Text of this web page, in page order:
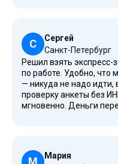
круглосуточно.
взять займ бесплатно
действительно
рекомендую
это надежные сервисы
конфиденциальностью.
С
Сергей
Санкт-Петербург
Решил взять
по работе. Удобно, что
— никуда не надо идти,
проверку анкеты без
мгновенно. Деньги
защищены файлами
соглашение и система
М
Мария